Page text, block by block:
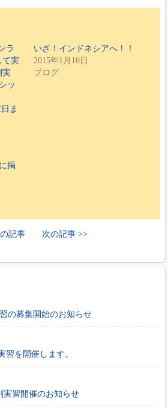
ラ
て実
実
ッ
ま
いざ！インドネシアへ！！
2015年1月10日
ブログ
掲
記事 次の記事 >>
の募集開始のお知らせ
習を開催します。
習開催のお知らせ